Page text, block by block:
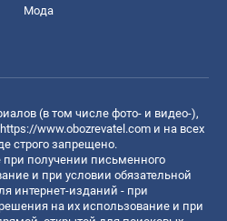
Мода
(в том числе фото- и видео-),
https://www.obozrevatel.com и на всех
строго запрещено.
получении письменного
и при условии обязательной
интернет-изданий - при
на их использование и при